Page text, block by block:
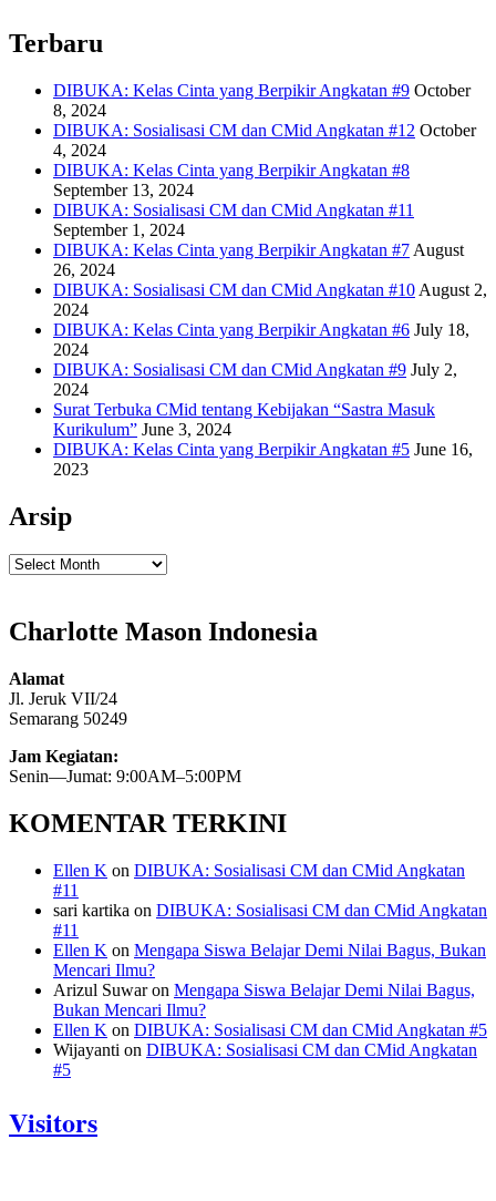
Terbaru
DIBUKA: Kelas Cinta yang Berpikir Angkatan #9 October
8, 2024
DIBUKA: Sosialisasi CM dan CMid Angkatan #12 October
4, 2024
DIBUKA: Kelas Cinta yang Berpikir Angkatan #8
September 13, 2024
DIBUKA: Sosialisasi CM dan CMid Angkatan #11
September 1, 2024
DIBUKA: Kelas Cinta yang Berpikir Angkatan #7 August
26, 2024
DIBUKA: Sosialisasi CM dan CMid Angkatan #10 August 2,
2024
DIBUKA: Kelas Cinta yang Berpikir Angkatan #6 July 18,
2024
DIBUKA: Sosialisasi CM dan CMid Angkatan #9 July 2,
2024
Surat Terbuka CMid tentang Kebijakan “Sastra Masuk
Kurikulum” June 3, 2024
DIBUKA: Kelas Cinta yang Berpikir Angkatan #5 June 16,
2023
Arsip
Arsip
Charlotte Mason Indonesia
Alamat
Jl. Jeruk VII/24
Semarang 50249
Jam Kegiatan:
Senin—Jumat: 9:00AM–5:00PM
KOMENTAR TERKINI
Ellen K on DIBUKA: Sosialisasi CM dan CMid Angkatan
#11
sari kartika on DIBUKA: Sosialisasi CM dan CMid Angkatan
#11
Ellen K on Mengapa Siswa Belajar Demi Nilai Bagus, Bukan
Mencari Ilmu?
Arizul Suwaron Mengapa Siswa Belajar Demi Nilai Bagus,
Bukan Mencari Ilmu?
Ellen K on DIBUKA: Sosialisasi CM dan CMid Angkatan #5
Wijayanti on DIBUKA: Sosialisasi CM dan CMid Angkatan
#5
Visitors